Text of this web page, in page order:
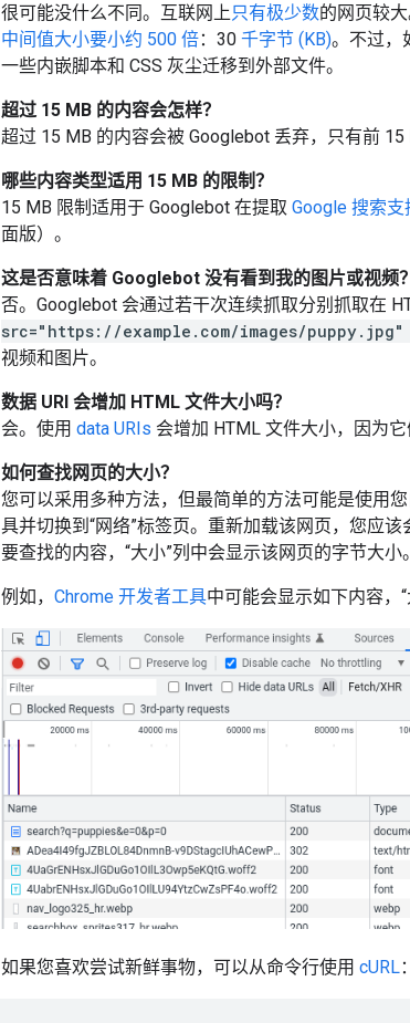
很可能没什么不同。互联网上只有极少数的网页较
中间值大小要小约 500 倍：30 千字节 (KB)。不过，
一些内嵌脚本和 CSS 灰尘迁移到外部文件。
超过 15 MB 的内容会怎样？
超过 15 MB 的内容会被 Googlebot 丢弃，只有前 15
哪些内容类型适用 15 MB 的限制？
15 MB 限制适用于 Googlebot 在提取 Google 搜索
面版）。
这是否意味着 Googlebot 没有看到我的图片或视频？
否。Googlebot 会通过若干次连续抓取分别抓取在
src="https://example.com/images/
视频和图片。
数据 URI 会增加 HTML 文件大小吗？
会。使用 data URIs 会增加 HTML 文件大小，因为它
如何查找网页的大小？
您可以采用多种方法，但最简单的方法可能是使用
具并切换到“网络”标签页。重新加载该网页，您应
要查找的内容，“大小”列中会显示该网页的字节大小。
例如， Chrome 开发者工具中可能会显示如下内容，“
如果您喜欢尝试新鲜事物，可以从命令行使用 cURL：